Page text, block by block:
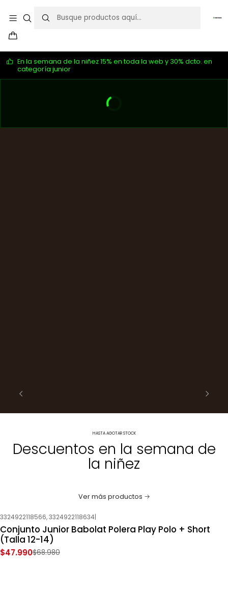
En la semana de la niñez 15% en toda la web y 30% dcto. en
categoría junior
HASTA AGOTAR STOCK
Descuentos en la semana de
la niñez
Ver más productos
-30%OFF
Nuevo
3324922118566, 3324922118634|
Conjunto Junior Babolat Polera Play Polo + Short
(Talla 12-14)
$47.990$68.980